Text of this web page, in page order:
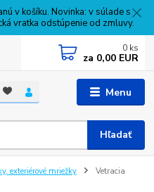
v košíku. Novinka: v súlade s
vratka odstúpenie od zmluvy.
Menu
Hľadať
0 ks
za 0,00 EUR
exteriérové mriežky
Vetracia